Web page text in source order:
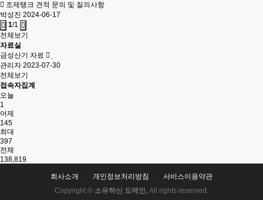
조제탱크 견적 문의 및 질의사항
박성진 2024-06-17
1/1
전체보기
자료실
금성산기 자료
관리자 2023-07-30
전체보기
접속자집계
오늘
1
어제
145
최대
397
전체
138,819
회사소개 개인정보처리방침
서비스이용약관
Copyright © 소유하신 도메인. All rights reserved.